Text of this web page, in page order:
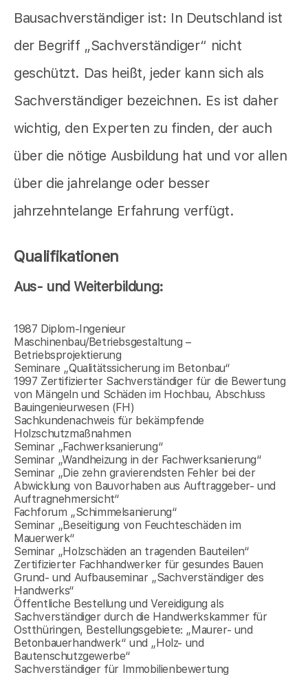
Bausachverständiger ist: In Deutschland ist
der Begriff „Sachverständiger“ nicht
geschützt. Das heißt, jeder kann sich als
Sachverständiger bezeichnen. Es ist daher
wichtig, den Experten zu finden, der auch
über die nötige Ausbildung hat und vor allen
über die jahrelange oder besser
jahrzehntelange Erfahrung verfügt.
Qualifikationen
Aus- und Weiterbildung:
1987 Diplom-Ingenieur
Maschinenbau/Betriebsgestaltung –
Betriebsprojektierung
Seminare „Qualitätssicherung im Betonbau“
1997 Zertifizierter Sachverständiger für die Bewertung
von Mängeln und Schäden im Hochbau, Abschluss
Bauingenieurwesen (FH)
Sachkundenachweis für bekämpfende
Holzschutzmaßnahmen
Seminar „Fachwerksanierung“
Seminar „Wandheizung in der Fachwerksanierung“
Seminar „Die zehn gravierendsten Fehler bei der
Abwicklung von Bauvorhaben aus Auftraggeber- und
Auftragnehmersicht“
Fachforum „Schimmelsanierung“
Seminar „Beseitigung von Feuchteschäden im
Mauerwerk“
Seminar „Holzschäden an tragenden Bauteilen“
Zertifizierter Fachhandwerker für gesundes Bauen
Grund- und Aufbauseminar „Sachverständiger des
Handwerks“
Öffentliche Bestellung und Vereidigung als
Sachverständiger durch die Handwerkskammer für
Ostthüringen, Bestellungsgebiete: „Maurer- und
Betonbauerhandwerk“ und „Holz- und
Bautenschutzgewerbe“
Sachverständiger für Immobilienbewertung